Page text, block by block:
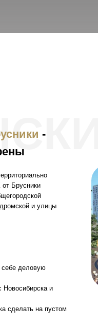
-
Брусники
и улицы
себе деловую
Новосибирска и
сделать на пустом